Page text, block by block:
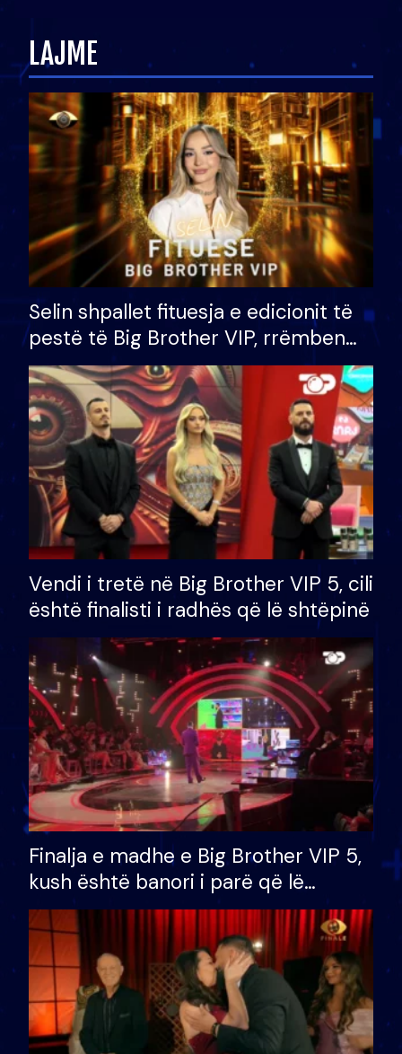
LAJME
Selin shpallet fituesja e edicionit të
pestë të Big Brother VIP, rrëmben
çmimin e madh prej 100 mijë eurosh
Vendi i tretë në Big Brother VIP 5, cili
është finalisti i radhës që lë shtëpinë
Finalja e madhe e Big Brother VIP 5,
kush është banori i parë që lë
shtëpinë dhe humb mundësinë për
të fituar çmimin e madh